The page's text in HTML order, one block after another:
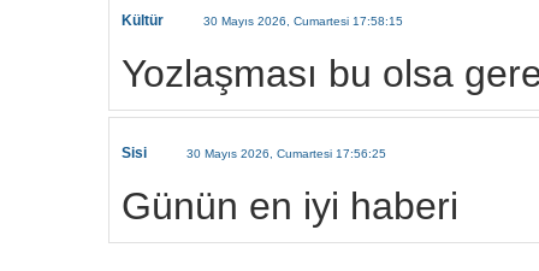
Kültür 30 Mayıs 2026, Cumartesi 17:58:15
Yozlaşması bu olsa
Sisi 30 Mayıs 2026, Cumartesi 17:56:25
Günün en iyi haberi